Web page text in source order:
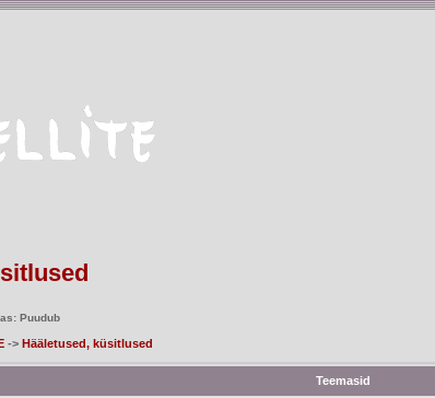
Puudub
-> Hääletused, küsitlused
Teemasid